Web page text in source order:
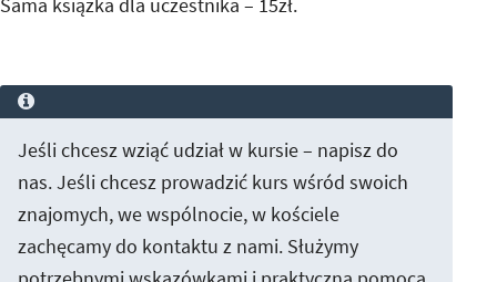
Sama książka dla uczestnika – 15zł.
Jeśli chcesz wziąć udział w kursie – napisz do
nas. Jeśli chcesz prowadzić kurs wśród swoich
znajomych, we wspólnocie, w kościele
zachęcamy do kontaktu z nami. Służymy